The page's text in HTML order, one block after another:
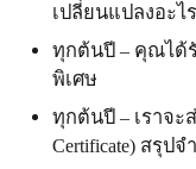
เปลี่ยนแปลงอะไ
ทุกต้นปี – คุณได้
พิเศษ
ทุกต้นปี – เราจะ
Certificate) สรุป